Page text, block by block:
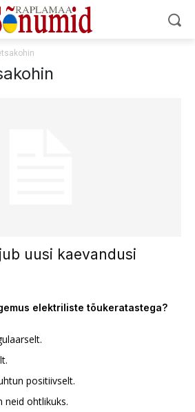
uusi kaevandusi
elektriliste tõukeratastega?
positiivselt.
neid ohtlikuks.